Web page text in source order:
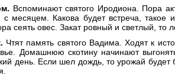
Вспоминают святого Иродиона. Пора
с месяцем. Какова будет встреча,
сеять овес. Закат ровный и светлый, то
Чтят память святого Вадима. Ходят к
Домашнюю скотину начинают
день. Если шел дождь, то урожай